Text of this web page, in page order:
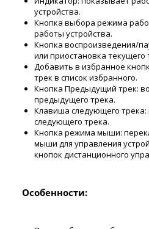
устройства.
Кнопка выбора режима
работы устройства.
Кнопка воспроизведения/
или приостановка текущего
Добавить в избранное
трек в список избранного.
Кнопка Предыдущий трек:
предыдущего трека.
Клавиша следующего
следующего трека.
Кнопка режима мыши:
мыши для управления
кнопок дистанционного
Особенности: